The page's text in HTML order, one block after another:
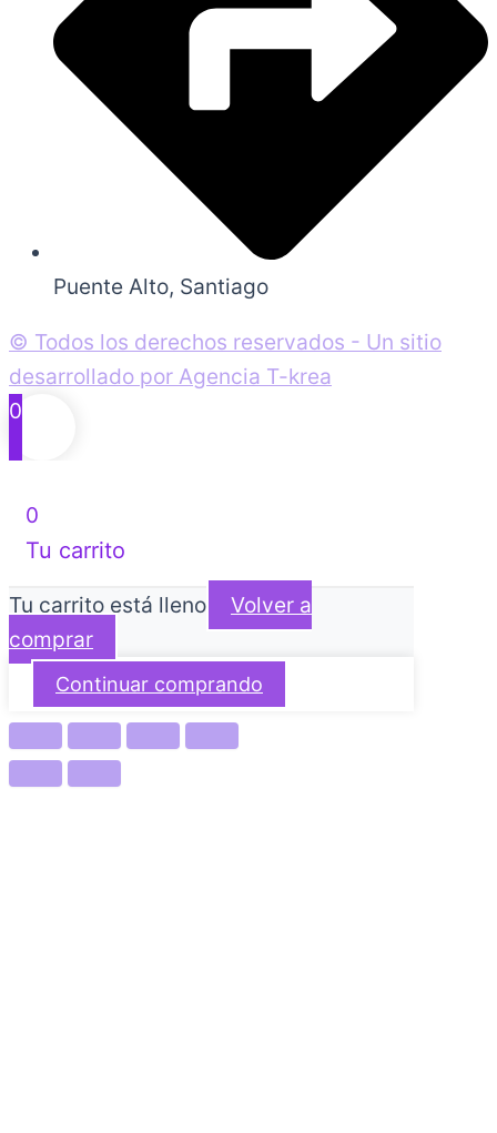
Puente Alto, Santiago
© Todos los derechos reservados - Un sitio
desarrollado por Agencia T-krea
0
0
Tu carrito
Tu carrito está lleno
Volver a
comprar
Continuar comprando